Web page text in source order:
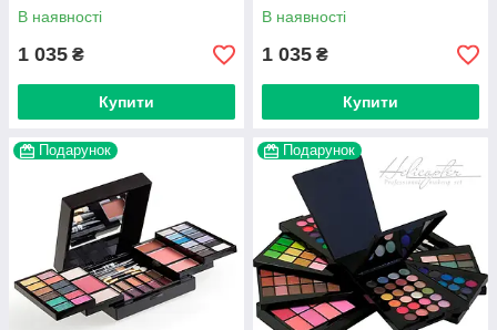
В наявності
1 035 ₴
Купити
В наявності
1 035 ₴
Купити
Подарунок Подарунок